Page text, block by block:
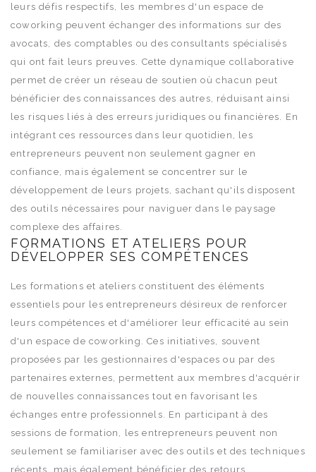
leurs défis respectifs, les membres d'un espace de
coworking peuvent échanger des informations sur des
avocats, des comptables ou des consultants spécialisés
qui ont fait leurs preuves. Cette dynamique collaborative
permet de créer un réseau de soutien où chacun peut
bénéficier des connaissances des autres, réduisant ainsi
les risques liés à des erreurs juridiques ou financières. En
intégrant ces ressources dans leur quotidien, les
entrepreneurs peuvent non seulement gagner en
confiance, mais également se concentrer sur le
développement de leurs projets, sachant qu'ils disposent
des outils nécessaires pour naviguer dans le paysage
complexe des affaires.
FORMATIONS ET ATELIERS POUR
DÉVELOPPER SES COMPÉTENCES
Les formations et ateliers constituent des éléments
essentiels pour les entrepreneurs désireux de renforcer
leurs compétences et d'améliorer leur efficacité au sein
d'un espace de coworking. Ces initiatives, souvent
proposées par les gestionnaires d'espaces ou par des
partenaires externes, permettent aux membres d'acquérir
de nouvelles connaissances tout en favorisant les
échanges entre professionnels. En participant à des
sessions de formation, les entrepreneurs peuvent non
seulement se familiariser avec des outils et des techniques
récents, mais également bénéficier des retours